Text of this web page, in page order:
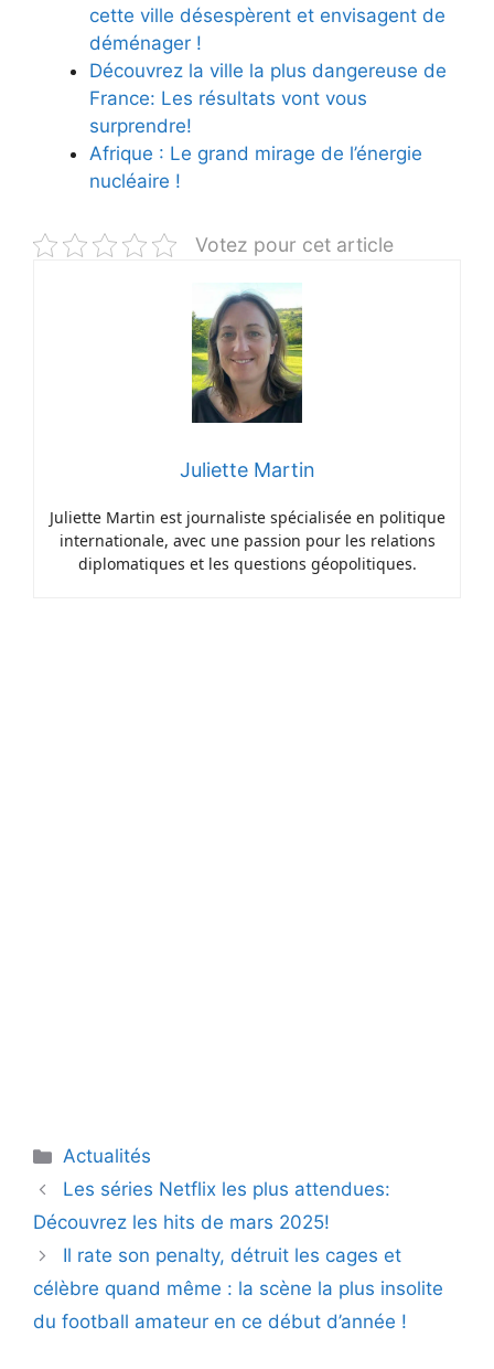
cette ville désespèrent et envisagent de
déménager !
Découvrez la ville la plus dangereuse de
France: Les résultats vont vous
surprendre!
Afrique : Le grand mirage de l’énergie
nucléaire !
Votez pour cet article
Juliette Martin
Juliette Martin est journaliste spécialisée en politique
internationale, avec une passion pour les relations
diplomatiques et les questions géopolitiques.
Catégories
Actualités
Les séries Netflix les plus attendues:
Découvrez les hits de mars 2025!
Il rate son penalty, détruit les cages et
célèbre quand même : la scène la plus insolite
du football amateur en ce début d’année !